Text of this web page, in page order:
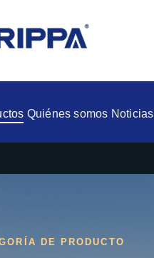
Quiénes somos Noticias
DE PRODUCTO